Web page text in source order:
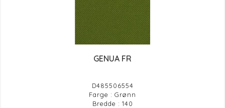
GENUA FR
D485506554
Farge : Grønn
Bredde : 140